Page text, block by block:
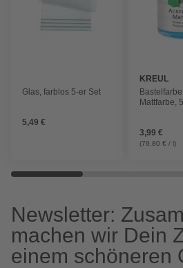
Glas, farblos 5-er Set
5,49 €
KREUL
Mattfarbe,
3,99 €
(79,80 € / l)
Newsletter:
machen wir Dein
einem schöneren